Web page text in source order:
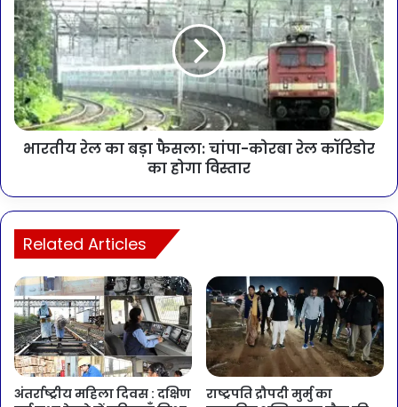
भारतीय रेल का बड़ा फैसला: चांपा-कोरबा रेल कॉरिडोर
का होगा विस्तार
Related Articles
अंतर्राष्ट्रीय महिला दिवस : दक्षिण
राष्ट्रपति द्रौपदी मुर्मु का